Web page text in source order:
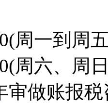
周一到周
周六、周
审做账报税